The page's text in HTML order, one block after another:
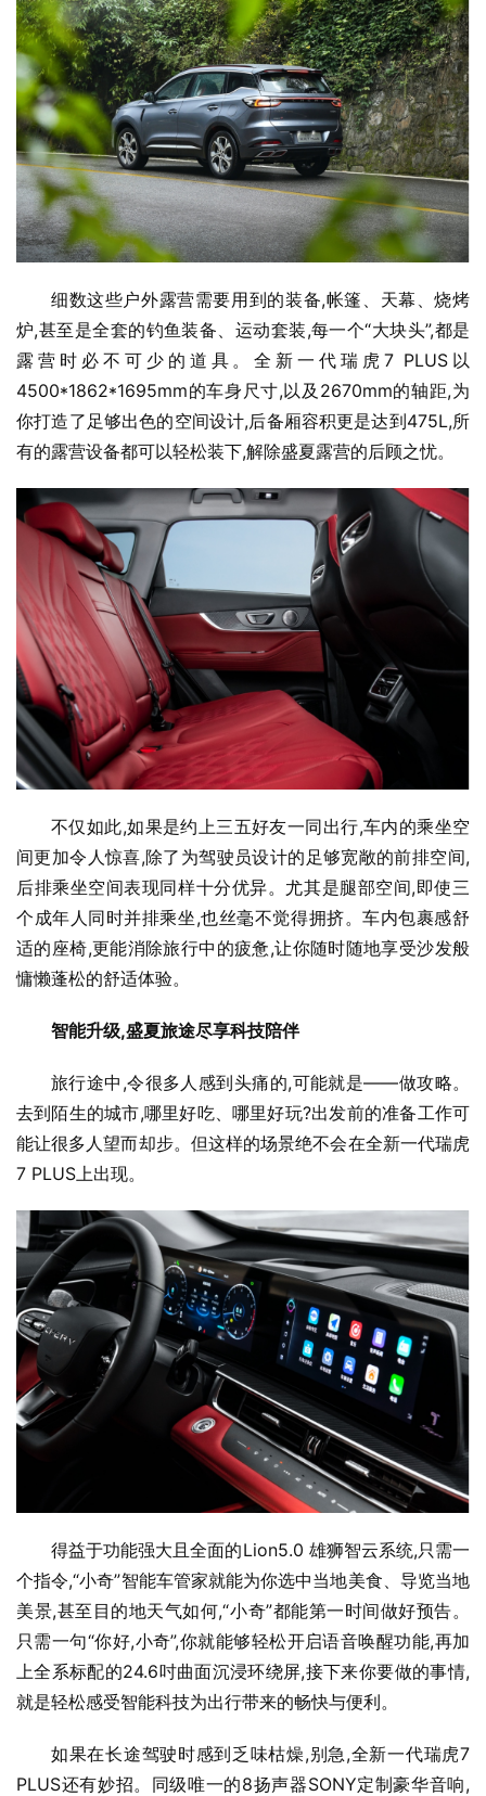
细数这些户外露营需要用到的装备,帐篷、天幕、烧烤
炉,甚至是全套的钓鱼装备、运动套装,每一个“大块头”,都是
露营时必不可少的道具。全新一代瑞虎7 PLUS以
4500*1862*1695mm的车身尺寸,以及2670mm的轴距,为
你打造了足够出色的空间设计,后备厢容积更是达到475L,所
有的露营设备都可以轻松装下,解除盛夏露营的后顾之忧。
不仅如此,如果是约上三五好友一同出行,车内的乘坐空
间更加令人惊喜,除了为驾驶员设计的足够宽敞的前排空间,
后排乘坐空间表现同样十分优异。尤其是腿部空间,即使三
个成年人同时并排乘坐,也丝毫不觉得拥挤。车内包裹感舒
适的座椅,更能消除旅行中的疲惫,让你随时随地享受沙发般
慵懒蓬松的舒适体验。
智能升级,盛夏旅途尽享科技陪伴
旅行途中,令很多人感到头痛的,可能就是——做攻略。
去到陌生的城市,哪里好吃、哪里好玩?出发前的准备工作可
能让很多人望而却步。但这样的场景绝不会在全新一代瑞虎
7 PLUS上出现。
得益于功能强大且全面的Lion5.0 雄狮智云系统,只需一
个指令,“小奇”智能车管家就能为你选中当地美食、导览当地
美景,甚至目的地天气如何,“小奇”都能第一时间做好预告。
只需一句“你好,小奇”,你就能够轻松开启语音唤醒功能,再加
上全系标配的24.6吋曲面沉浸环绕屏,接下来你要做的事情,
就是轻松感受智能科技为出行带来的畅快与便利。
如果在长途驾驶时感到乏味枯燥,别急,全新一代瑞虎7
PLUS还有妙招。同级唯一的8扬声器SONY定制豪华音响,